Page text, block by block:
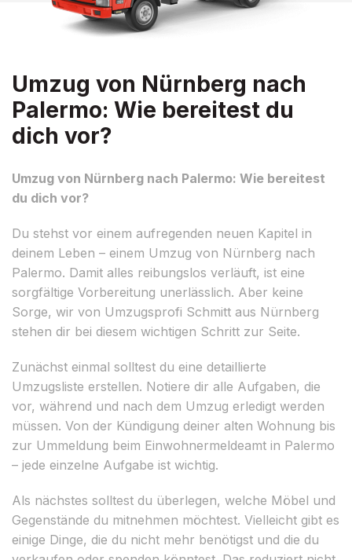
Umzug von Nürnberg nach
Palermo: Wie bereitest du
dich vor?
Umzug von Nürnberg nach Palermo: Wie bereitest
du dich vor?
Du stehst vor einem aufregenden neuen Kapitel in
deinem Leben – einem Umzug von Nürnberg nach
Palermo. Damit alles reibungslos verläuft, ist eine
sorgfältige Vorbereitung unerlässlich. Aber keine
Sorge, wir von Umzugsprofi Schmitt aus Nürnberg
stehen dir bei diesem wichtigen Schritt zur Seite.
Zunächst einmal solltest du eine detaillierte
Umzugsliste erstellen. Notiere dir alle Aufgaben, die
vor, während und nach dem Umzug erledigt werden
müssen. Von der Kündigung deiner alten Wohnung bis
zur Ummeldung beim Einwohnermeldeamt in Palermo
– jede einzelne Aufgabe ist wichtig.
Als nächstes solltest du überlegen, welche Möbel und
Gegenstände du mitnehmen möchtest. Vielleicht gibt es
einige Dinge, die du nicht mehr benötigst und die du